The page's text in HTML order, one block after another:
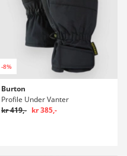
-8%
Burton
Profile Under Vanter
kr 419,- kr 385,-